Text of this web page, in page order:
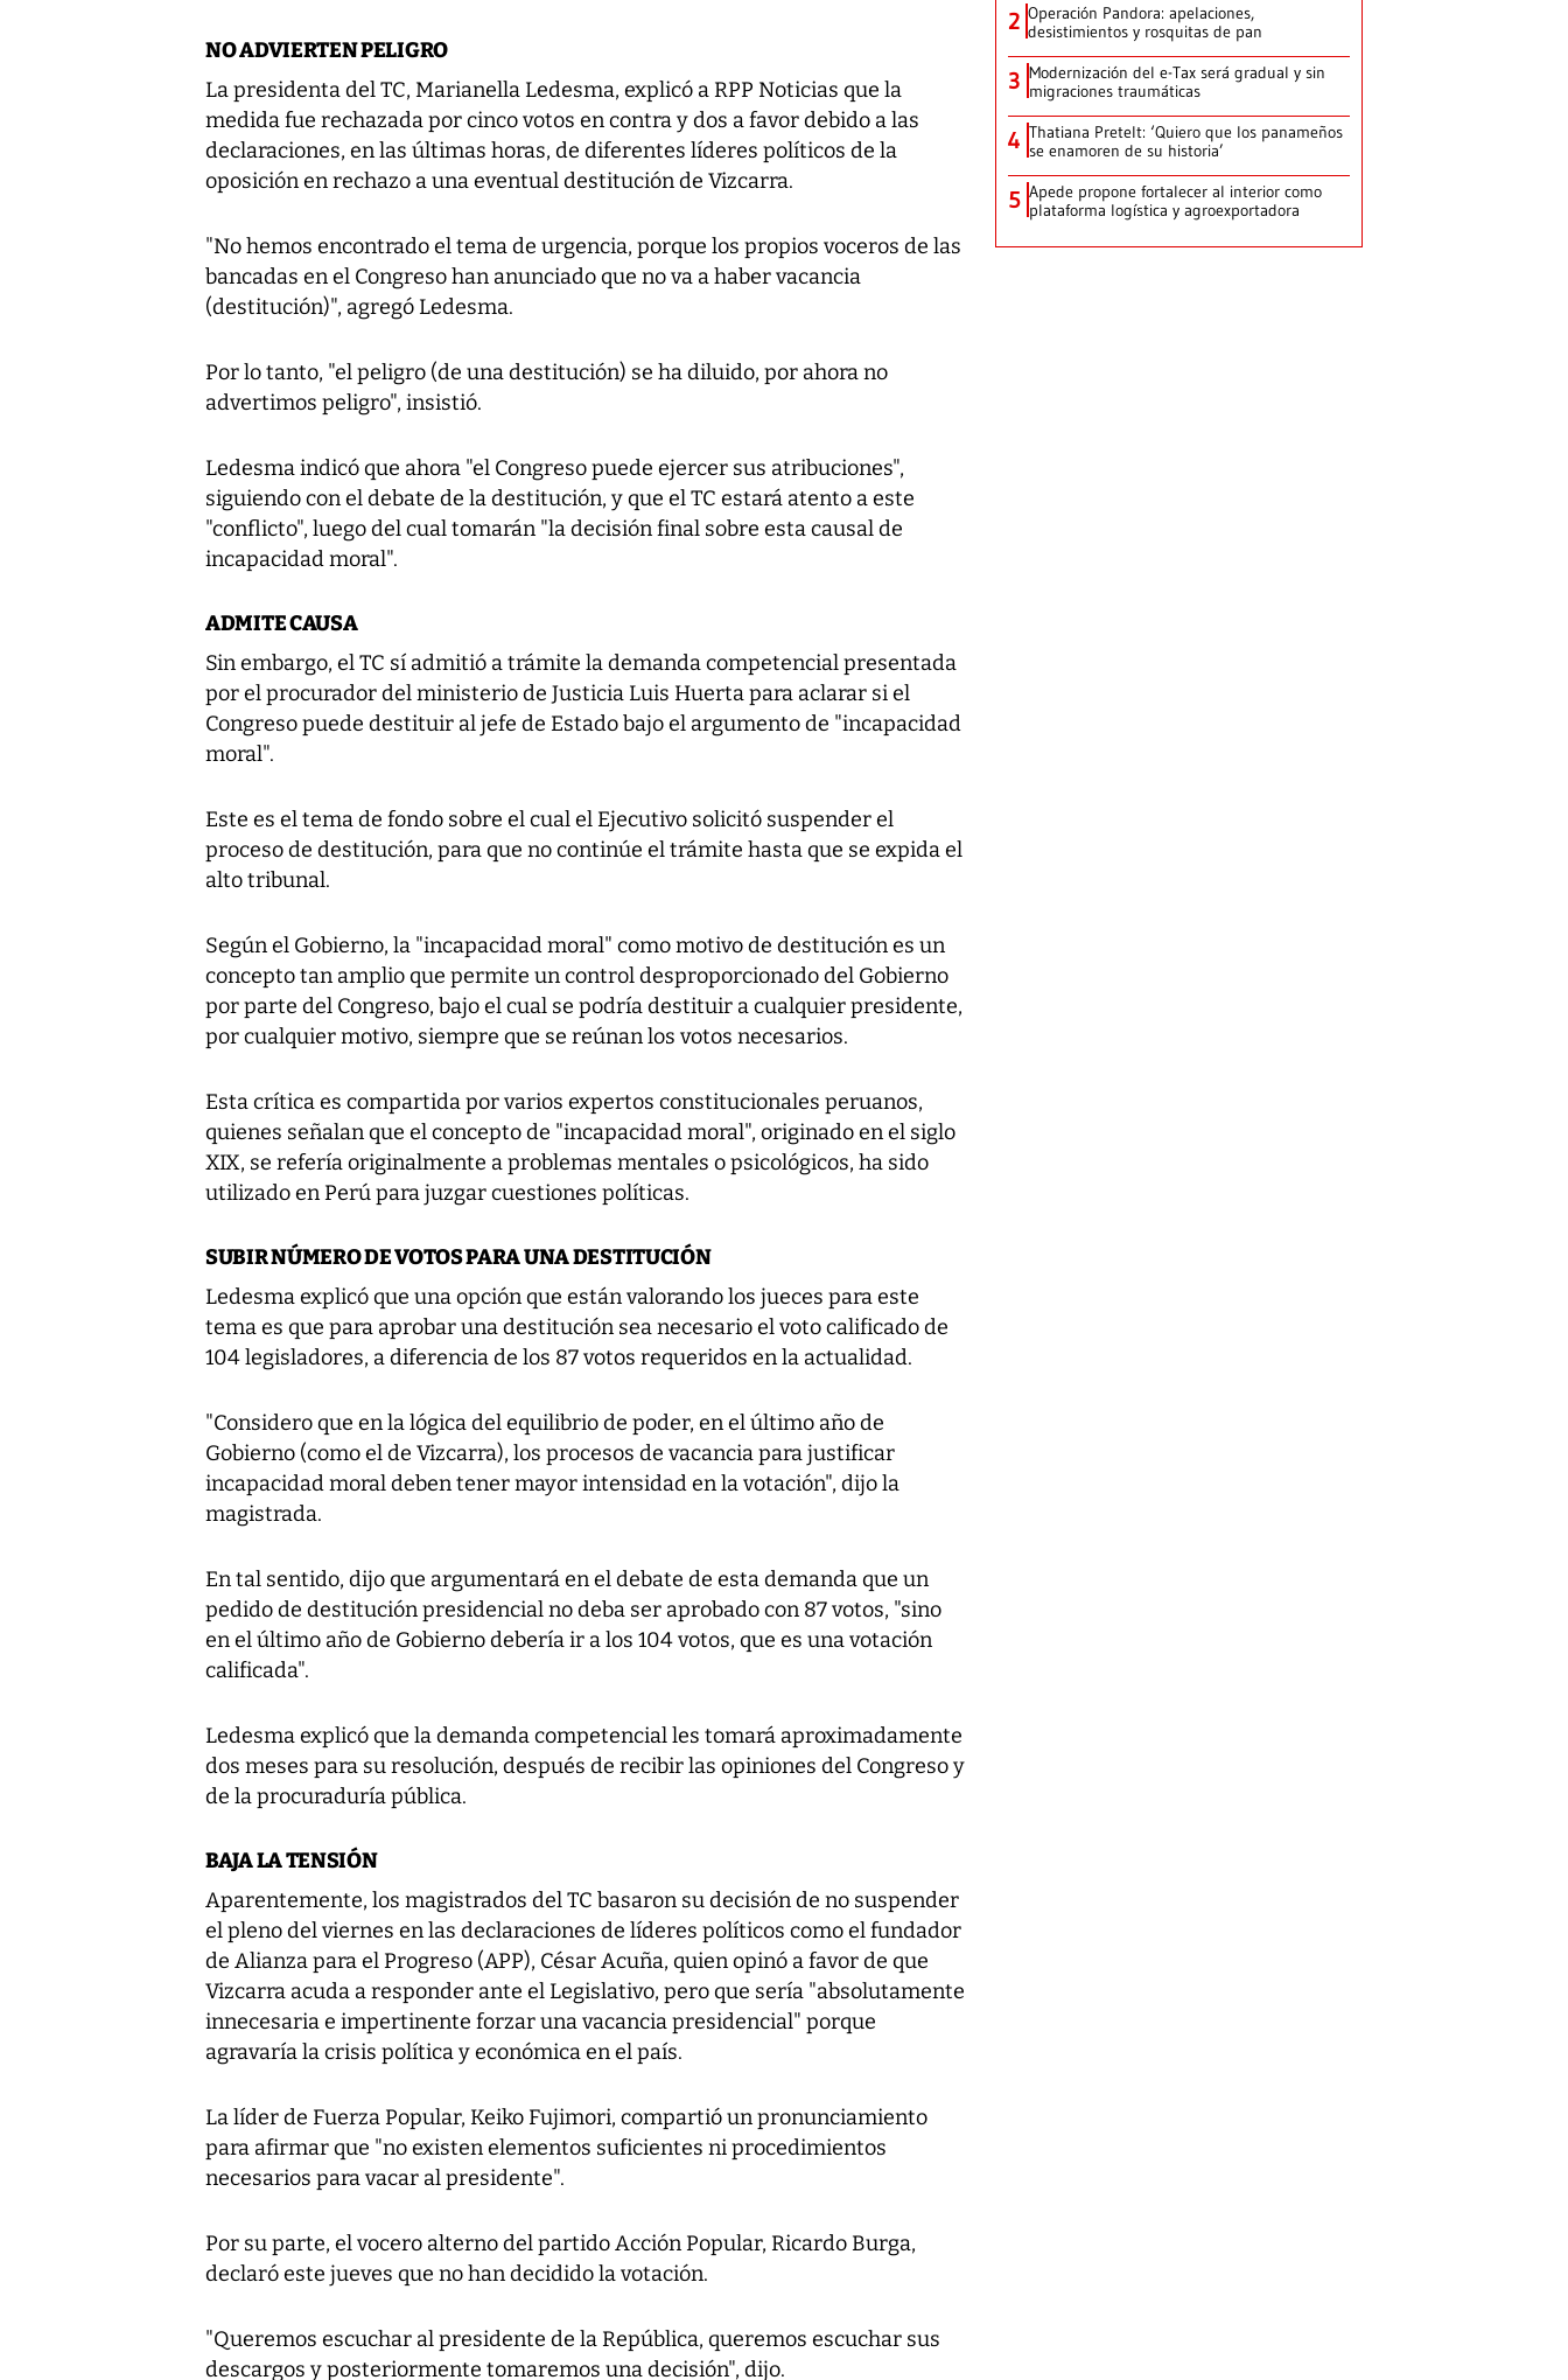
NO ADVIERTEN PELIGRO
La presidenta del TC, Marianella Ledesma, explicó a RPP Noticias que la
medida fue rechazada por cinco votos en contra y dos a favor debido a las
declaraciones, en las últimas horas, de diferentes líderes políticos de la
oposición en rechazo a una eventual destitución de Vizcarra.
"No hemos encontrado el tema de urgencia, porque los propios voceros de las
bancadas en el Congreso han anunciado que no va a haber vacancia
(destitución)", agregó Ledesma.
Por lo tanto, "el peligro (de una destitución) se ha diluido, por ahora no
advertimos peligro", insistió.
Ledesma indicó que ahora "el Congreso puede ejercer sus atribuciones",
siguiendo con el debate de la destitución, y que el TC estará atento a este
"conflicto", luego del cual tomarán "la decisión final sobre esta causal de
incapacidad moral".
ADMITE CAUSA
Sin embargo, el TC sí admitió a trámite la demanda competencial presentada
por el procurador del ministerio de Justicia Luis Huerta para aclarar si el
Congreso puede destituir al jefe de Estado bajo el argumento de "incapacidad
moral".
Este es el tema de fondo sobre el cual el Ejecutivo solicitó suspender el
proceso de destitución, para que no continúe el trámite hasta que se expida el
alto tribunal.
Según el Gobierno, la "incapacidad moral" como motivo de destitución es un
concepto tan amplio que permite un control desproporcionado del Gobierno
por parte del Congreso, bajo el cual se podría destituir a cualquier presidente,
por cualquier motivo, siempre que se reúnan los votos necesarios.
Esta crítica es compartida por varios expertos constitucionales peruanos,
quienes señalan que el concepto de "incapacidad moral", originado en el siglo
XIX, se refería originalmente a problemas mentales o psicológicos, ha sido
utilizado en Perú para juzgar cuestiones políticas.
SUBIR NÚMERO DE VOTOS PARA UNA DESTITUCIÓN
Ledesma explicó que una opción que están valorando los jueces para este
tema es que para aprobar una destitución sea necesario el voto calificado de
104 legisladores, a diferencia de los 87 votos requeridos en la actualidad.
"Considero que en la lógica del equilibrio de poder, en el último año de
Gobierno (como el de Vizcarra), los procesos de vacancia para justificar
incapacidad moral deben tener mayor intensidad en la votación", dijo la
magistrada.
En tal sentido, dijo que argumentará en el debate de esta demanda que un
pedido de destitución presidencial no deba ser aprobado con 87 votos, "sino
en el último año de Gobierno debería ir a los 104 votos, que es una votación
calificada".
Ledesma explicó que la demanda competencial les tomará aproximadamente
dos meses para su resolución, después de recibir las opiniones del Congreso y
de la procuraduría pública.
BAJA LA TENSIÓN
Aparentemente, los magistrados del TC basaron su decisión de no suspender
el pleno del viernes en las declaraciones de líderes políticos como el fundador
de Alianza para el Progreso (APP), César Acuña, quien opinó a favor de que
Vizcarra acuda a responder ante el Legislativo, pero que sería "absolutamente
innecesaria e impertinente forzar una vacancia presidencial" porque
agravaría la crisis política y económica en el país.
La líder de Fuerza Popular, Keiko Fujimori, compartió un pronunciamiento
para afirmar que "no existen elementos suficientes ni procedimientos
necesarios para vacar al presidente".
Por su parte, el vocero alterno del partido Acción Popular, Ricardo Burga,
declaró este jueves que no han decidido la votación.
"Queremos escuchar al presidente de la República, queremos escuchar sus
descargos y posteriormente tomaremos una decisión", dijo.
2 Operación Pandora: apelaciones,
desistimientos y rosquitas de pan
3 Modernización del e-Tax será gradual y sin
migraciones traumáticas
4 Thatiana Pretelt: ‘Quiero que los panameños
se enamoren de su historia’
5 Apede propone fortalecer al interior como
plataforma logística y agroexportadora